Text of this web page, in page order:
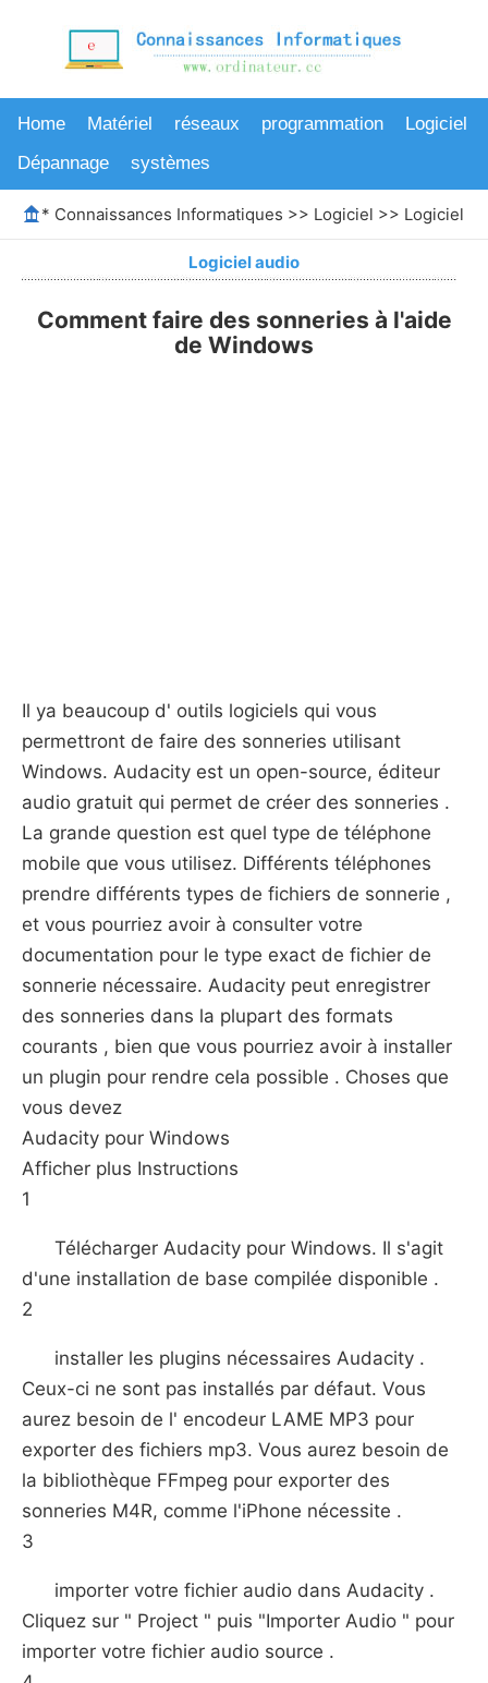
Home Matériel réseaux programmation
Logiciel
Dépannage
systèmes
* Connaissances Informatiques >> Logiciel >> Logiciel
Logiciel audio
Comment faire des sonneries à l'aide
de Windows
Il ya beaucoup d' outils logiciels qui vous
permettront de faire des sonneries utilisant
Windows. Audacity est un open-source, éditeur
audio gratuit qui permet de créer des sonneries .
La grande question est quel type de téléphone
mobile que vous utilisez. Différents téléphones
prendre différents types de fichiers de sonnerie ,
et vous pourriez avoir à consulter votre
documentation pour le type exact de fichier de
sonnerie nécessaire. Audacity peut enregistrer
des sonneries dans la plupart des formats
courants , bien que vous pourriez avoir à installer
un plugin pour rendre cela possible . Choses que
vous devez
Audacity pour Windows
Afficher plus Instructions
1
Télécharger Audacity pour Windows. Il s'agit
d'une installation de base compilée disponible .
2
installer les plugins nécessaires Audacity .
Ceux-ci ne sont pas installés par défaut. Vous
aurez besoin de l' encodeur LAME MP3 pour
exporter des fichiers mp3. Vous aurez besoin de
la bibliothèque FFmpeg pour exporter des
sonneries M4R, comme l'iPhone nécessite .
3
importer votre fichier audio dans Audacity .
Cliquez sur " Project " puis "Importer Audio " pour
importer votre fichier audio source .